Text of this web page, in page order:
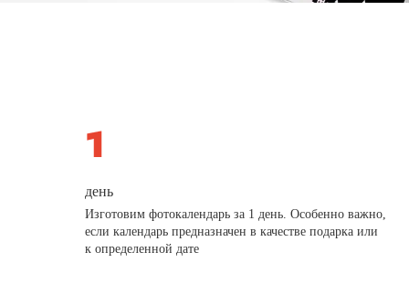
день
Изготовим фотокалендарь за 1 день. Особенно важно,
если календарь предназначен в качестве подарка или
к определенной дате